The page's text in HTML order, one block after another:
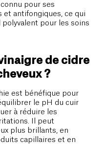
pour ses
antifongiques, ce qui
pour les soins
de cidre
?
est bénéfique pour
le pH du cuir
à réduire les
Il peut
plus brillants, en
capillaires et en